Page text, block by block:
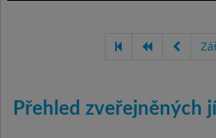
Přehled zveřejněných